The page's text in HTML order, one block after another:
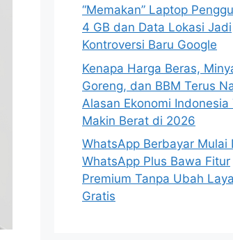
“Memakan” Laptop
4 GB dan Data Lokasi Jadi
Kontroversi Baru Google
Kenapa Harga Beras,
Goreng, dan BBM Terus
Alasan Ekonomi Indonesia
Makin Berat di 2026
WhatsApp Berbayar Mulai
WhatsApp Plus Bawa Fitur
Premium Tanpa Ubah
Gratis